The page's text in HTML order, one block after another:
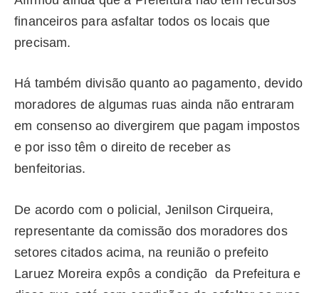
financeiros para asfaltar todos os locais que
precisam.
Há também divisão quanto ao pagamento, devido
moradores de algumas ruas ainda não entraram
em consenso ao divergirem que pagam impostos
e por isso têm o direito de receber as
benfeitorias.
De acordo com o policial, Jenilson Cirqueira,
representante da comissão dos moradores dos
setores citados acima, na reunião o prefeito
Laruez Moreira expôs a condição da Prefeitura e